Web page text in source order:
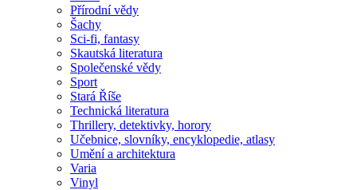
Přírodní vědy
Šachy
Sci-fi, fantasy
Skautská literatura
Společenské vědy
Sport
Stará Říše
Technická literatura
Thrillery, detektivky, horory
Učebnice, slovníky, encyklopedie, atlasy
Umění a architektura
Varia
Vinyl